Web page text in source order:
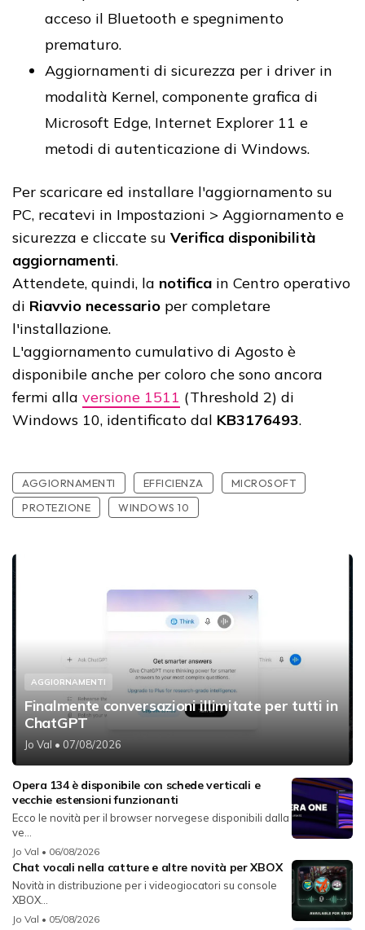
acceso il Bluetooth e spegnimento
prematuro.
Aggiornamenti di sicurezza per i driver in
modalità Kernel, componente grafica di
Microsoft Edge, Internet Explorer 11 e
metodi di autenticazione di Windows.
Per scaricare ed installare l'aggiornamento su
PC, recatevi in Impostazioni > Aggiornamento e
sicurezza e cliccate su Verifica disponibilità
aggiornamenti.
Attendete, quindi, la notifica in Centro operativo
di Riavvio necessario per completare
l'installazione.
L'aggiornamento cumulativo di Agosto è
disponibile anche per coloro che sono ancora
fermi alla versione 1511 (Threshold 2) di
Windows 10, identificato dal KB3176493.
AGGIORNAMENTI EFFICIENZA
MICROSOFT
PROTEZIONE
WINDOWS 10
AGGIORNAMENTI
Finalmente conversazioni illimitate per tutti in
ChatGPT
Jo Val • 07/08/2026
Opera 134 è disponibile con schede verticali e
vecchie estensioni funzionanti
Ecco le novità per il browser norvegese disponibili dalla
ve...
Jo Val • 06/08/2026
Chat vocali nella catture e altre novità per XBOX
Novità in distribuzione per i videogiocatori su console
XBOX...
Jo Val • 05/08/2026